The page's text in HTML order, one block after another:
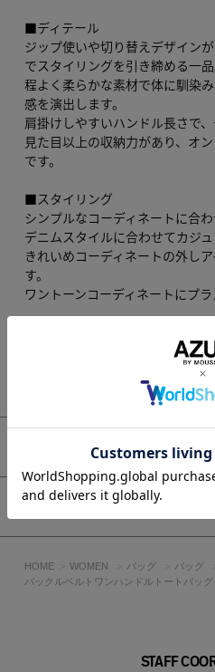
■ディテール
ジップ使いや切り替えデザイン
でスタイリングを引き締める一品
程よく柔らかな素材で体に馴染
感を演出します。
肩掛けしやすいハンドル長さで
見た目以上の収納力があり、オ
です。
■スタイリング
シンプルなコーディネートに合
デニムスタイルに合わせてカジュ
きれいめコーディネートの外し
す。
ワントーンコーディネートにプ
濡れたまま放置したり、他の素
素材成分によっては移染すること
※画像の商品はサンプルです。
異なる場合があります。
※画像の商品は光の照射や角度
り、実物と色味が異なる場合が
※着用、お取り扱いの際は、アテ
い。
もっと
アイテムサイズ
HOME WOMEN バッグ
バッグ
バックルベルトワンハンドルトートバッグ
STAFF